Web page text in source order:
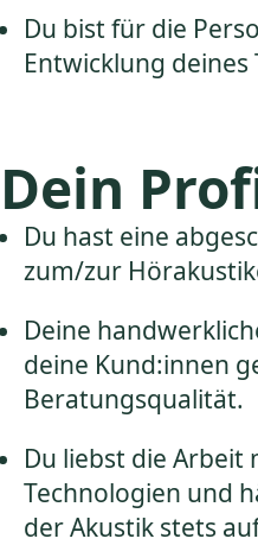
Du bist für die
Entwicklung deines
Dein
Du hast eine
zum/zur
Deine
deine Kund:innen
Beratungsqualität.
Du liebst die Arbeit
Technologien und
der Akustik stets